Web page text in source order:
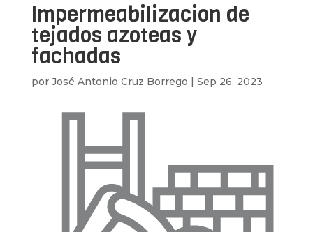
Impermeabilizacion de
tejados azoteas y
fachadas
por José Antonio Cruz Borrego | Sep 26, 2023